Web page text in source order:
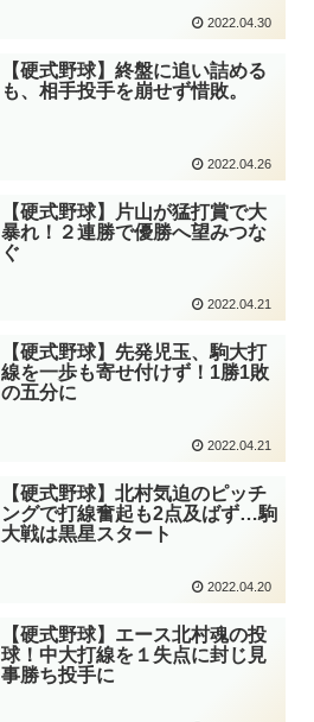
2022.04.30
【硬式野球】終盤に追い詰める
も、相手投手を崩せず惜敗。
2022.04.26
【硬式野球】片山が猛打賞で大
暴れ！２連勝で優勝へ望みつな
ぐ
2022.04.21
【硬式野球】先発児玉、駒大打
線を一歩も寄せ付けず！1勝1敗
の五分に
2022.04.21
【硬式野球】北村気迫のピッチ
ングで打線奮起も2点及ばず…駒
大戦は黒星スタート
2022.04.20
【硬式野球】エース北村魂の投
球！中大打線を１失点に封じ見
事勝ち投手に